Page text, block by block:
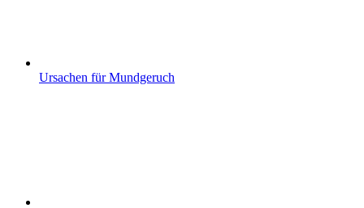
Ursachen für Mundgeruch